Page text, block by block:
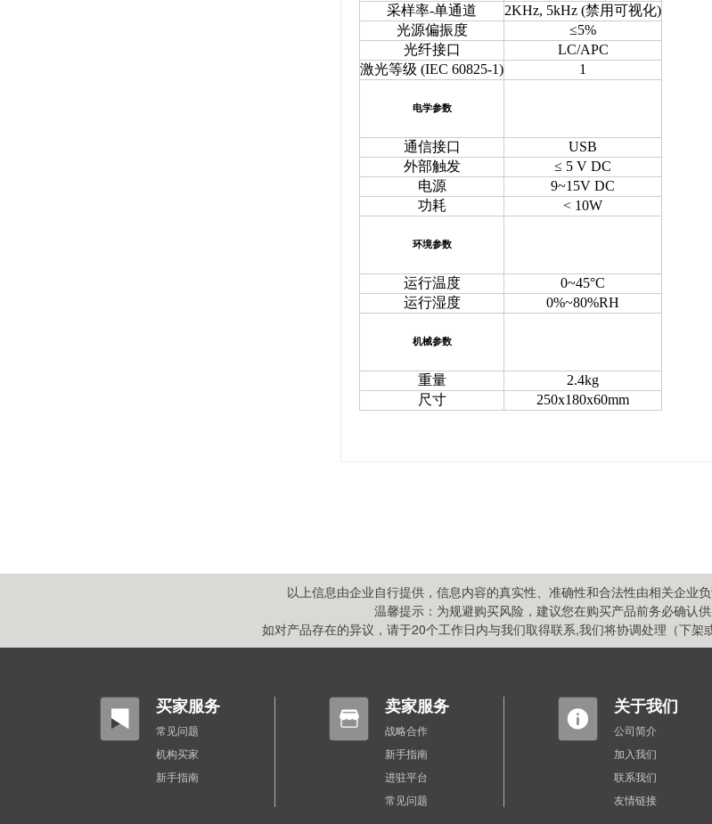
以上信息由企业自行提供，信息内容的真实性、准确性和合法性由相关企业
温馨提示：为规避购买风险，建议您在购买产品前务必确认
如对产品存在的异议，请于20个工作日内与我们取得联系,我们将协调处理（下
买家服务
常见问题
机构买家
新手指南
卖家服务
战略合作
新手指南
进驻平台
常见问题
关于我们
公司简介
加入我们
联系我们
友情链接